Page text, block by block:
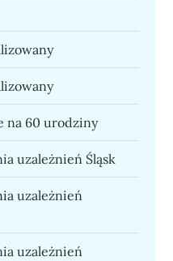
na 60 urodziny
uzależnień Śląsk
uzależnień
uzależnień